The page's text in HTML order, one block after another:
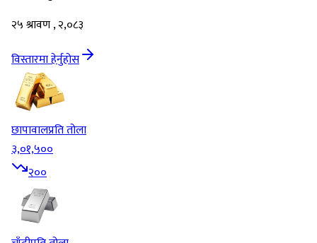
२५ श्रावण , २,०८३
विस्तारमा हेर्नुहोस
छापावालप्रति तोला
३,०१,५००
२००